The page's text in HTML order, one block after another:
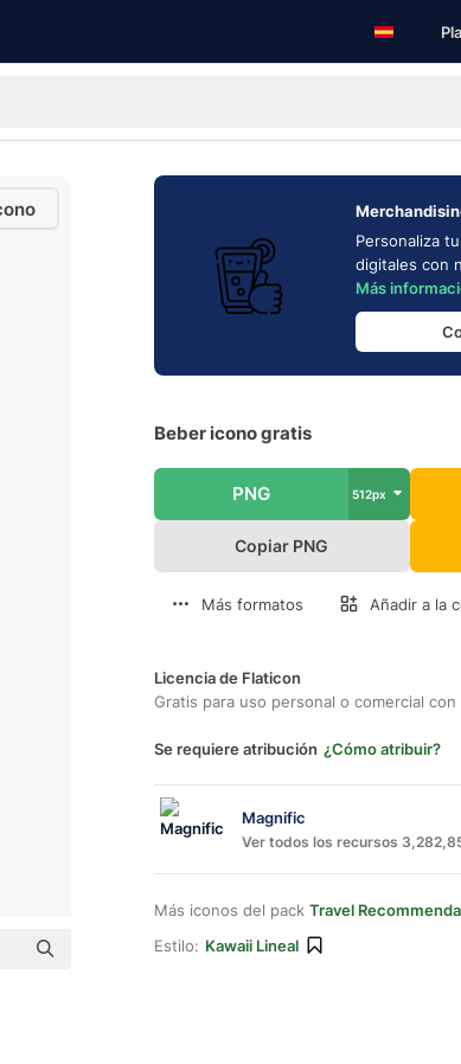
Personaliza
digitales con
Más
Beber icono gratis
PNG 512px
Copiar PNG
Más formatos Añadir a la
Licencia de Flaticon
Gratis para uso personal o comercial
Se requiere atribución ¿Cómo atribuir?
Magnific
Ver todos los recursos
Más iconos del pack Travel
Estilo: Kawaii Lineal